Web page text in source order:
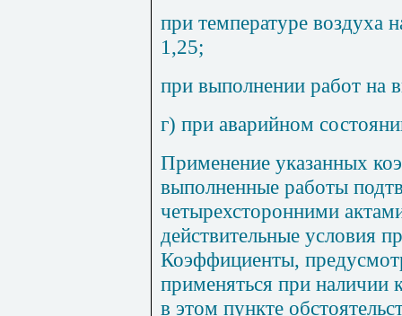
при температуре воздуха
1,25;
при выполнении работ на
г) при аварийном
Применение указанных
выполненные работы
четырехсторонними
действительные условия
Коэффициенты,
применяться при наличии
в этом пункте